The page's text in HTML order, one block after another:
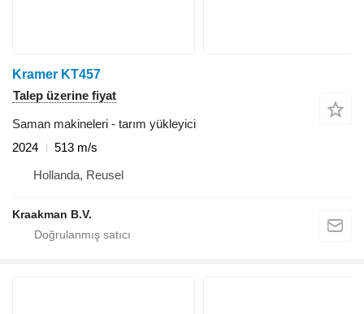
Kramer KT457
Talep üzerine fiyat
Saman makineleri - tarım yükleyici
2024
513 m/s
Hollanda, Reusel
Kraakman B.V.